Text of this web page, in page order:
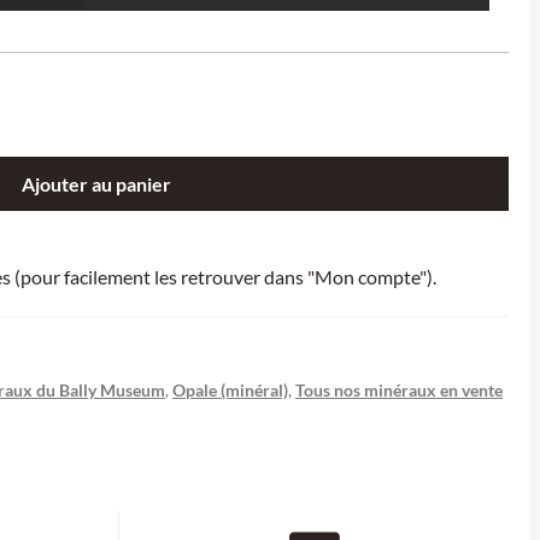
Ajouter au panier
(pour facilement les retrouver dans "Mon compte").
du Bally Museum, Opale (minéral), Tous nos minéraux en vente